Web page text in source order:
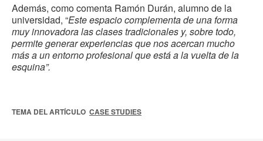
Además, como comenta Ramón Durán, alumno de la
universidad, “Este espacio complementa de una forma
muy innovadora las clases tradicionales y, sobre todo,
permite generar experiencias que nos acercan mucho
más a un entorno profesional que está a la vuelta de la
esquina”.
TEMA DEL ARTÍCULO CASE STUDIES